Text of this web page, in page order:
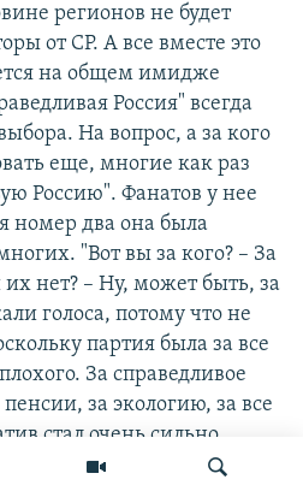
регионов не будет
от СР. А все вместе это
на общем имидже
Россия" всегда
На вопрос, а за кого
еще, многие как раз
Россию". Фанатов у нее
номер два она была
"Вот вы за кого? – За
нет? – Ну, может быть, за
голоса, потому что не
партия была за все
За справедливое
за экологию, за все
стал очень сильно
в общем, тупиковая,